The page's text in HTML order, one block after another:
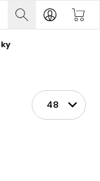
Na stránce